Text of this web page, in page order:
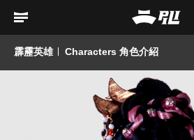
霹靂英雄 Characters 角色介紹